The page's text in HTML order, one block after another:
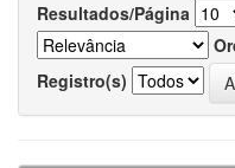
Resultados/Página
Registro(s)